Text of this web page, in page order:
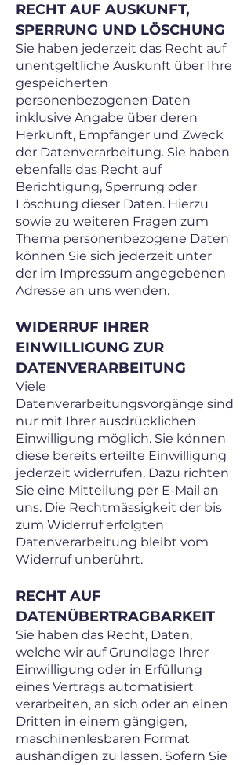
RECHT AUF AUSKUNFT,
SPERRUNG UND LÖSCHUNG
Sie haben jederzeit das Recht auf
unentgeltliche Auskunft über Ihre
gespeicherten
personenbezogenen Daten
inklusive Angabe über deren
Herkunft, Empfänger und Zweck
der Datenverarbeitung. Sie haben
ebenfalls das Recht auf
Berichtigung, Sperrung oder
Löschung dieser Daten. Hierzu
sowie zu weiteren Fragen zum
Thema personenbezogene Daten
können Sie sich jederzeit unter
der im Impressum angegebenen
Adresse an uns wenden.
WIDERRUF IHRER
EINWILLIGUNG ZUR
DATENVERARBEITUNG
Viele
Datenverarbeitungsvorgänge sind
nur mit Ihrer ausdrücklichen
Einwilligung möglich. Sie können
diese bereits erteilte Einwilligung
jederzeit widerrufen. Dazu richten
Sie eine Mitteilung per E-Mail an
uns. Die Rechtmässigkeit der bis
zum Widerruf erfolgten
Datenverarbeitung bleibt vom
Widerruf unberührt.
RECHT AUF
DATENÜBERTRAGBARKEIT
Sie haben das Recht, Daten,
welche wir auf Grundlage Ihrer
Einwilligung oder in Erfüllung
eines Vertrags automatisiert
verarbeiten, an sich oder an einen
Dritten in einem gängigen,
maschinenlesbaren Format
aushändigen zu lassen. Sofern Sie